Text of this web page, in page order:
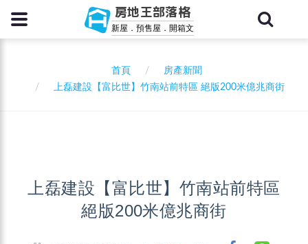
房地王部落格
新屋．預售屋．開箱文
首頁
房產新聞
上磊建設【富比世】竹南站前特區 絕版200米億兆商街
上磊建設【富比世】竹南站前特區
絕版200米億兆商街